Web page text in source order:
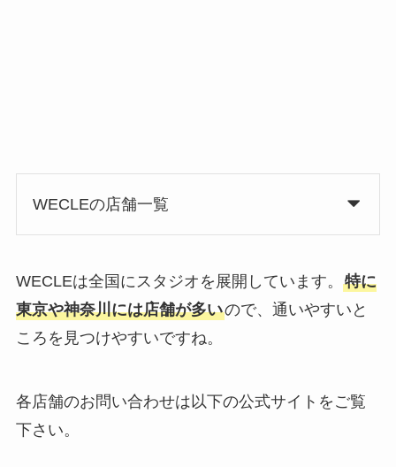
WECLEの店舗一覧
WECLEは全国にスタジオを展開しています。 特に
東京や神奈川には店舗が多いので、通いやすいと
ころを見つけやすいですね。
各店舗のお問い合わせは以下の公式サイトをご覧
下さい。